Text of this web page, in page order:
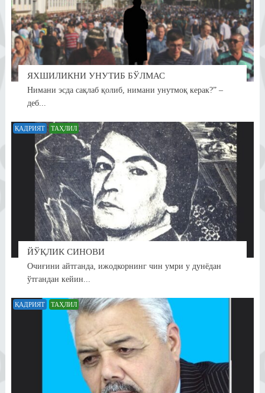
ЯХШИЛИКНИ УНУТИБ БЎЛМАС
Нимани эсда сақлаб қолиб, нимани унутмоқ керак?” –
деб...
ҚАДРИЯТ ТАҲЛИЛ
ЙЎҚЛИК СИНОВИ
Очиғини айтганда, ижодкорнинг чин умри у дунёдан
ўтгандан кейин...
ҚАДРИЯТ ТАҲЛИЛ